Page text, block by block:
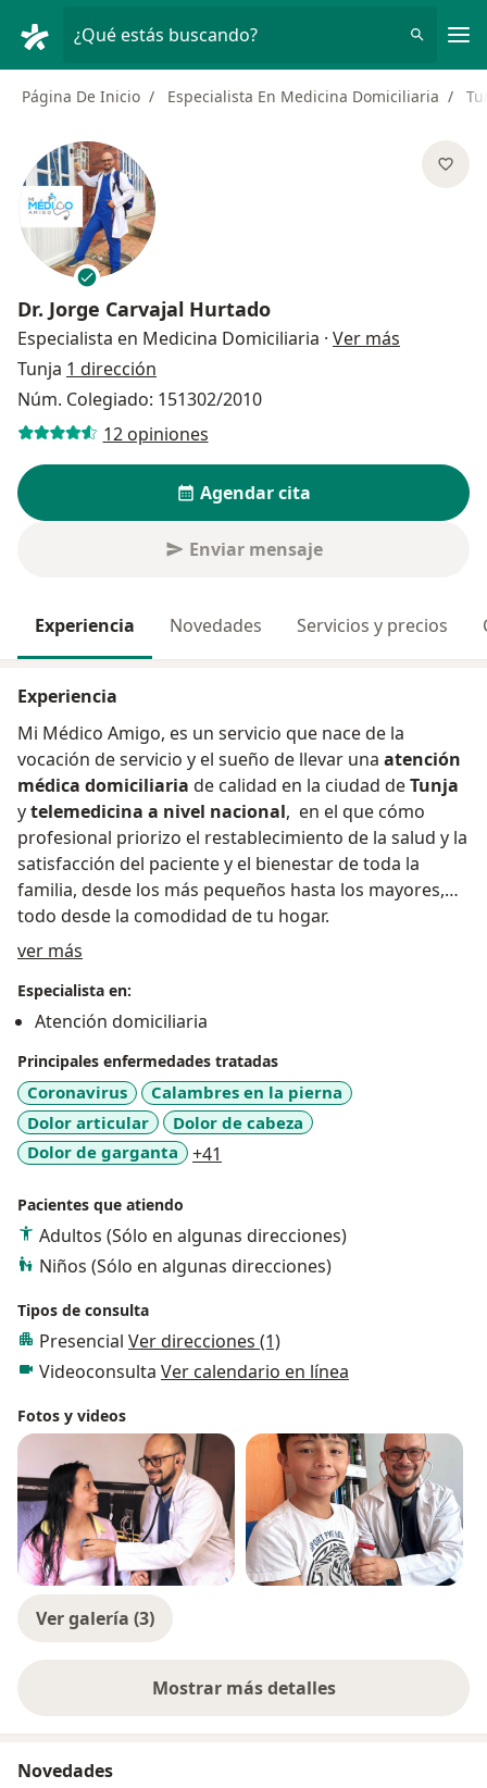
¿Qué estás buscando?
Página De Inicio Especialista En Medicina Domiciliaria
Dr. Jorge Carvajal Hurtado
Especialista en Medicina Domiciliaria · Ver más
Tunja 1 dirección
Núm. Colegiado: 151302/2010
12 opiniones
Agendar cita
Enviar mensaje
Experiencia Novedades Servicios y precios
Experiencia
Mi Médico Amigo, es un servicio que nace de la
vocación de servicio y el sueño de llevar una atención
médica domiciliaria de calidad en la ciudad deTunja
ytelemedicina a nivel nacional, en el que cómo
profesional priorizo el restablecimiento de la salud y la
satisfacción del paciente y el bienestar de toda la
familia, desde los más pequeños hasta los mayores,
todo desde la comodidad de tu hogar.
ver más
Especialista en:
Atención domiciliaria
Principales enfermedades tratadas
Coronavirus
Calambres en la pierna
Dolor articular
Dolor de cabeza
Dolor de garganta
+41
Pacientes que atiendo
Adultos (Sólo en algunas direcciones)
Niños (Sólo en algunas direcciones)
Tipos de consulta
Presencial Ver direcciones (1)
Videoconsulta Ver calendario en línea
Fotos y videos
Ver galería (3)
Mostrar más detalles
sobre la experiencia
Novedades